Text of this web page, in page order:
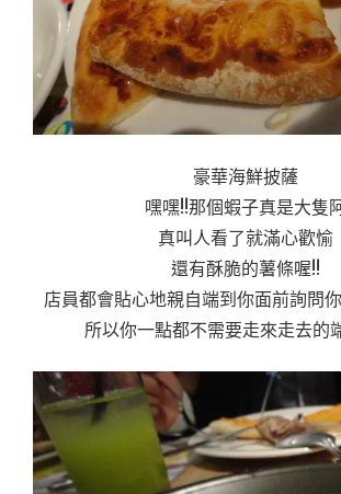
豪華海鮮披薩
嘿嘿!!那個蝦子真是大隻
真叫人看了就滿心歡愉
還有酥脆的薯條喔!!
店員都會貼心地親自端到你面前詢問
所以你一點都不需要走來走去的